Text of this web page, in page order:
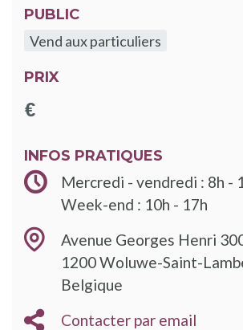
PUBLIC
Vend aux particuliers
PRIX
INFOS PRATIQUES
Mercredi - vendredi : 8h -
Week-end : 10h - 17h
Avenue Georges Henri
1200Woluwe-Saint-
Belgique
Contacter par email